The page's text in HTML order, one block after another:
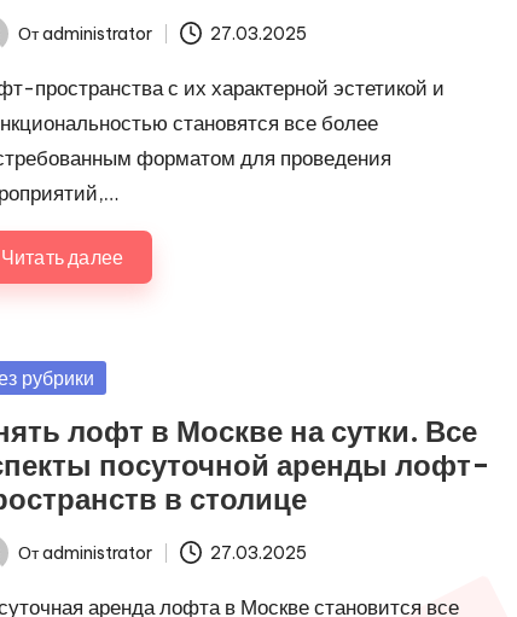
Отadministrator 27.03.2025
пространства с их характерной эстетикой и
становятся все более
форматом для проведения
Читать далее
рубрики
лофт в Москве на сутки. Все
посуточной аренды лофт-
в столице
Отadministrator 27.03.2025
аренда лофта в Москве становится все